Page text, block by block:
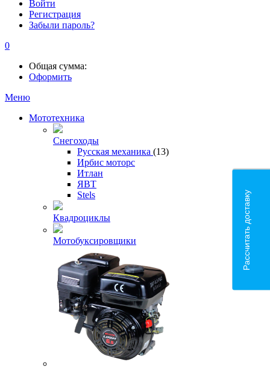
Войти
Регистрация
Забыли пароль?
0
Общая сумма:
Оформить
Меню
Мототехника
Снегоходы
Русская механика (13)
Ирбис моторс
Итлан
ЯВТ
Stels
Квадроциклы
Мотобуксировщики Рассчитать доставку